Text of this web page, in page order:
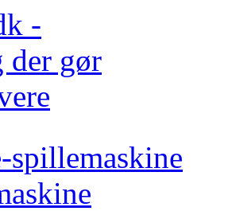
spillemaskine